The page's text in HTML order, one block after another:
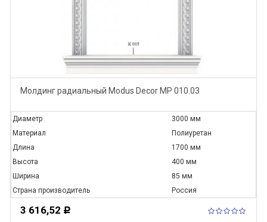
Молдинг радиальный Modus Decor МР 010.03
Диаметр
3000 мм
Материал
Полиуретан
Длина
1700 мм
Высота
400 мм
Ширина
85 мм
Страна производитель
Россия
3 616,52 Р